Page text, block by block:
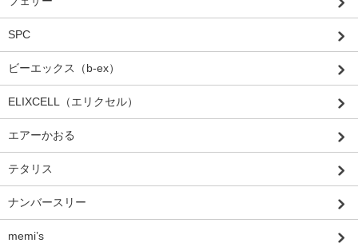
SPC
ビーエックス（b-ex）
ELIXCELL（エリクセル）
エアーかおる
テタリス
ナンバースリー
memi’s